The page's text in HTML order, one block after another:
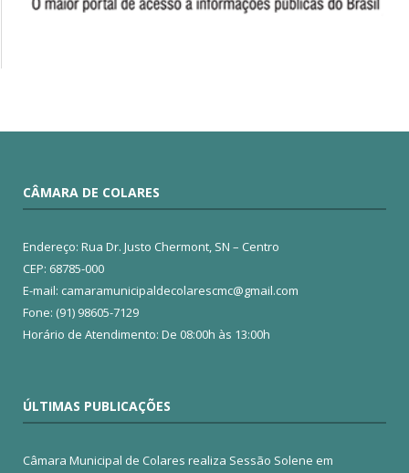
CÂMARA DE COLARES
Endereço: Rua Dr. Justo Chermont, SN – Centro
CEP: 68785-000
E-mail: camaramunicipaldecolarescmc@gmail.com
Fone: (91) 98605-7129
Horário de Atendimento: De 08:00h às 13:00h
ÚLTIMAS PUBLICAÇÕES
Câmara Municipal de Colares realiza Sessão Solene em